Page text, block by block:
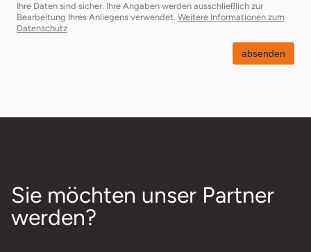
Ihre Daten sind sicher. Ihre Angaben werden ausschließlich zur
Bearbeitung Ihres Anliegens verwendet. Weitere Informationen zum
Datenschutzöffnet in neuem Fenster
absenden
Sie möchten unser Partner
werden?